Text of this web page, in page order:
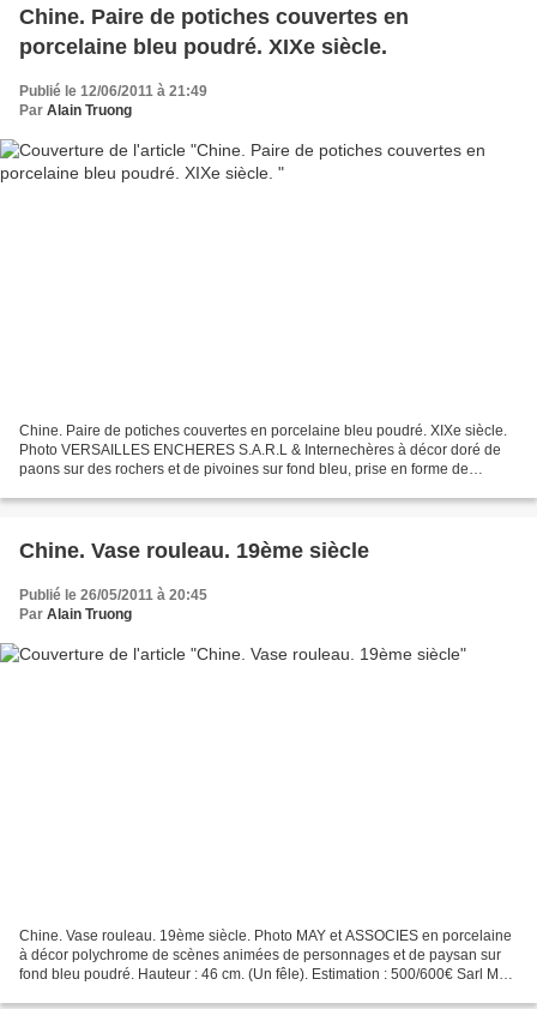
Chine. Paire de potiches couvertes en
porcelaine bleu poudré. XIXe siècle.
Publié le 12/06/2011 à 21:49
Par Alain Truong
Chine. Paire de potiches couvertes en porcelaine bleu poudré. XIXe siècle.
Photo VERSAILLES ENCHERES S.A.R.L & Internechères à décor doré de
paons sur des rochers et de pivoines sur fond bleu, prise en forme de
Chine. Vase rouleau. 19ème siècle
Publié le 26/05/2011 à 20:45
Par Alain Truong
Chine. Vase rouleau. 19ème siècle. Photo MAY et ASSOCIES en porcelaine
à décor polychrome de scènes animées de personnages et de paysan sur
fond bleu poudré. Hauteur : 46 cm. (Un fêle). Estimation : 500/600€ Sarl MAY